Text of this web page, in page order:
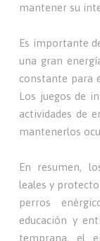
mantener su
Es importante
una gran
constante para
Los juegos de
actividades de
mantenerlos
En resumen,
leales y
perros
educación y
temprana, el